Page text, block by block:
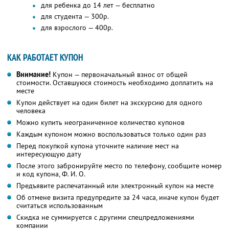
для ребенка до 14 лет — бесплатно
для студента — 300р.
для взрослого — 400р.
КАК РАБОТАЕТ КУПОН
Внимание! Купон — первоначальный взнос от общей
стоимости. Оставшуюся стоимость необходимо доплатить на
месте
Купон действует на один билет на экскурсию для одного
человека
Можно купить неограниченное количество купонов
Каждым купоном можно воспользоваться только один раз
Перед покупкой купона уточните наличие мест на
интересующую дату
После этого забронируйте место по телефону, сообщите номер
и код купона,Ф. И. О.
Предъявите распечатанный или электронный купон на месте
Об отмене визита предупредите за 24 часа, иначе купон будет
считаться использованным
Скидка не суммируется с другими спецпредложениями
компании